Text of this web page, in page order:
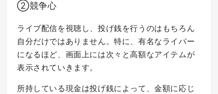
②競争心
ライブ配信を視聴し、投げ銭を行うのはもちろん
自分だけではありません。特に、有名なライバー
になるほど、画面上には次々と高額なアイテムが
表示されていきます。
所持している現金は投げ銭によって、金額に応じ